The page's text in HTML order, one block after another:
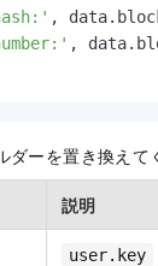
, data.
, data.
ーを置き換えて
説明
user.key